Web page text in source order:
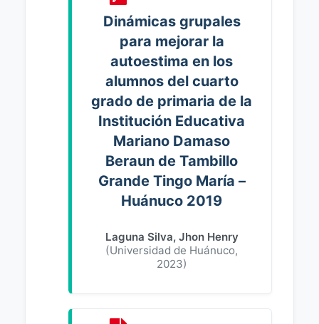
Dinámicas grupales
para mejorar la
autoestima en los
alumnos del cuarto
grado de primaria de la
Institución Educativa
Mariano Damaso
Beraun de Tambillo
Grande Tingo María –
Huánuco 2019
Laguna Silva, Jhon Henry
(Universidad de Huánuco,
2023)